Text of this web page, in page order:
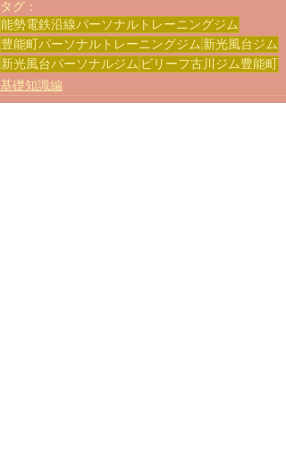
タグ：
能勢電鉄沿線パーソナルトレーニングジム
豊能町パーソナルトレーニングジム 新光風台ジム
新光風台パーソナルジム ビリーフ古川ジム豊能町
基礎知識編